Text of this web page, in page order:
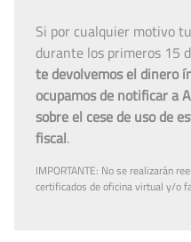
Si por cualquier motivo
durante los primeros 15
te devolvemos el dinero
ocupamos de notificar a
sobre el cese de uso de
fiscal.
IMPORTANTE: No se realizarán
certificados de oficina virtual y/o